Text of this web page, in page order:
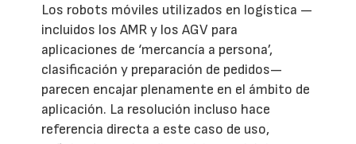
Los robots móviles utilizados en logística —
incluidos los AMR y los AGV para
aplicaciones de ‘mercancía a persona’,
clasificación y preparación de pedidos—
parecen encajar plenamente en el ámbito de
aplicación. La resolución incluso hace
referencia directa a este caso de uso,